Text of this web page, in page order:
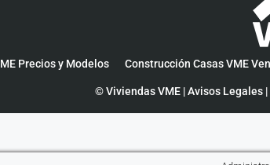
Precios y Modelos Construcción Casas VME
© Viviendas VME |Avisos Legales |